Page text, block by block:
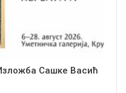
Сашке Васић